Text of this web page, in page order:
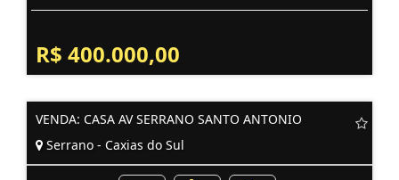
R$ 400.000,00
VENDA: CASA AV SERRANO SANTO ANTONIO
Serrano - Caxias do Sul